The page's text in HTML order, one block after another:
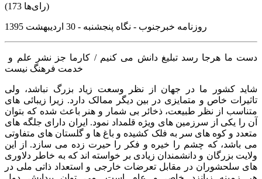
(173 رای‌ها)
روزنامه خبرجنوب - نگاه پنجشنبه - 30 اردیبهشت 1395
خدمت فرهنگ نیست
شاید کشور ما در جهان از نظر وسعت زیاد بزرگ نباشد، ولی
تاثیرات خاص و متمایزی در بین دیگر ممالک دارد. زیرا زیبائی های
متناسب از نظر طبیعت، ذخائر بی شمار و هنر باعث شده که بتوان
آن را یکی از سرزمین های ویژه قلمداد نمود. ایران دارای جلگه های
متعدد و کوه های سر به فلک کشیده و باغ ها و گلستان های متفاوتی
می باشد، که چشم را خیره و فکر را حیرت زده می سازد. از این
ولایت بزرگان و دانشمندان زیادی بر خواسته اند که به خاطر دلاوری
های سلحشوران در مقابل تعرضات خارجی و استعداد ذاتی ملی در